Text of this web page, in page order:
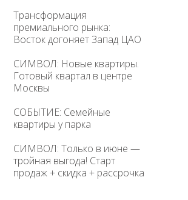
Трансформация
премиального рынка:
Восток догоняет Запад ЦАО
СИМВОЛ: Новые квартиры.
Готовый квартал в центре
Москвы
СОБЫТИЕ: Семейные
квартиры у парка
СИМВОЛ: Только в июне —
тройная выгода! Старт
продаж + скидка + рассрочка